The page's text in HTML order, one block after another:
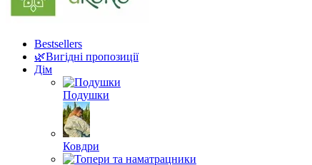
Bestsellers
🌿Вигідні пропозиції
Дім
Подушки
Ковдри